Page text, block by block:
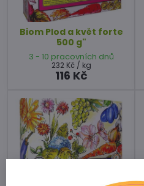
Biom Plod a květ forte
500 g"
3 - 10 pracovních dnů
116 Kč
232 Kč / kg